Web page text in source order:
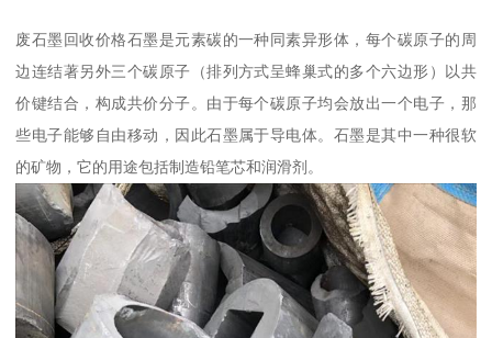
废石墨回收价格石墨是元素碳的一种同素异形体，每个碳原子的周
边连结著另外三个碳原子（排列方式呈蜂巢式的多个六边形）以共
价键结合，构成共价分子。由于每个碳原子均会放出一个电子，那
些电子能够自由移动，因此石墨属于导电体。石墨是其中一种很软
的矿物，它的用途包括制造铅笔芯和润滑剂。